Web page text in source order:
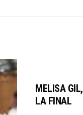
MELISA
LA FINAL